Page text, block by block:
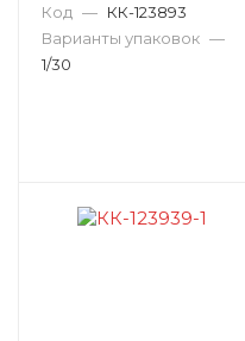
ВЫЧИТАЕМ (С
МНОГОРАЗ 6675а
Код — КК-123893
Варианты упаковок —
1/30